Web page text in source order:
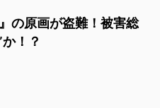
の原画が盗難！被害総
！？